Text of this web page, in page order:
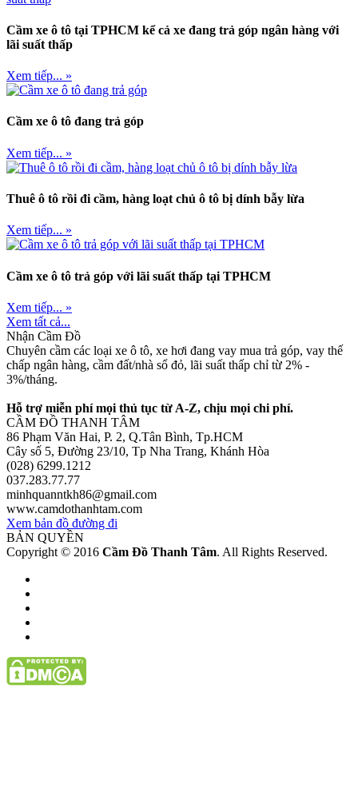
Cầm xe ô tô tại TPHCM kể cả xe đang trả góp ngân hàng với
lãi suất thấp
Xem tiếp... »
Cầm xe ô tô đang trả góp
Xem tiếp... »
Thuê ô tô rồi đi cầm, hàng loạt chủ ô tô bị dính bẫy lừa
Xem tiếp... »
Cầm xe ô tô trả góp với lãi suất thấp tại TPHCM
Xem tiếp... »
Xem tất cả...
Nhận Cầm Đồ
Chuyên cầm các loại xe ô tô, xe hơi đang vay mua trả góp, vay thế
chấp ngân hàng, cầm đất/nhà sổ đỏ, lãi suất thấp chỉ từ 2% -
3%/tháng.
Hỗ trợ miễn phí mọi thủ tục từ A-Z, chịu mọi chi phí.
CẦM ĐỒ THANH TÂM
86 Phạm Văn Hai, P. 2, Q.Tân Bình, Tp.HCM
Cây số 5, Đường 23/10, Tp Nha Trang, Khánh Hòa
(028) 6299.1212
037.283.77.77
minhquanntkh86@gmail.com
www.camdothanhtam.com
Xem bản đồ đường đi
BẢN QUYỀN
Copyright © 2016 Cầm Đồ Thanh Tâm. All Rights Reserved.